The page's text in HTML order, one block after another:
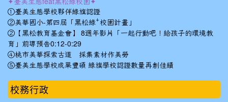
①臺美生態學校夥伴綠旗認證
②美華國小-第四屆「黑松綠⁺校園計畫」
②【黑松教育基金會】 8週年影片「一起行動吧！給孩子的環境教
育」前導預告0:12-0:29
④桃市美華探索古道 採集素材作美勞
⑤臺美生態學校成果豐碩 綠旗學校認證數量再創佳績
校務行政